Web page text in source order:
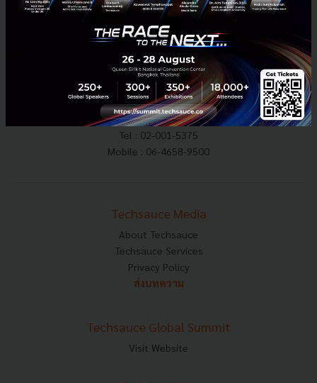
E-mail :contact@techsauce.co
Tel : 02-001-5375
Mobile : 06-4658-9500
Techsauce Media
About Techsauce
Techsauce Services
Privacy Policy
ส่งบทความ
Techsauce Global Summit
Visit Website